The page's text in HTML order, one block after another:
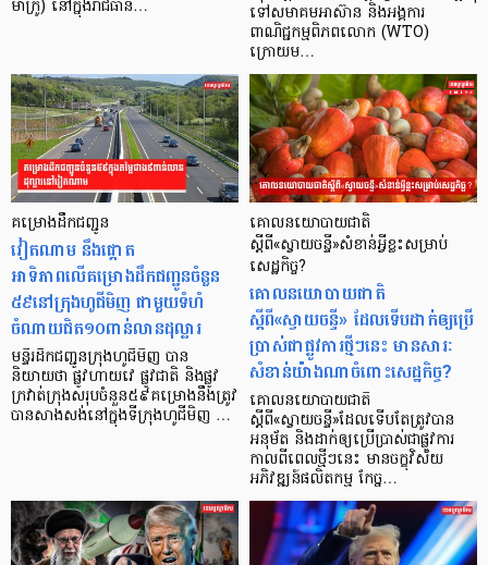
ម៉ាក្រូ) នៅ​ក្នុង​រាជ​ធានី…
ទៅសមាគម​អាស៊ាន និង​អង្គការ
ពាណិជ្ជកម្ម​ពិភពលោក (WTO)
ក្រោយម…
គម្រោងដឹកជញ្ជូន
វៀតណាម នឹងផ្ដោត
អាទិភាពលើគម្រោងដឹកជញ្ជូនចំនួន
៥៩នៅក្រុងហូជីមិញ ជាមួយទំហំ
ចំណាយជិត១០ពាន់លានដុល្លារ
មន្ទីរដឹកជញ្ជូនក្រុងហូជីមិញ បាន
និយាយថា ផ្លូវហាយវេ ផ្លូវជាតិ និងផ្លូវ
ក្រវាត់ក្រុងសរុបចំនួន៥៩គម្រោងនឹងត្រូវ
បានសាងសង់នៅក្នុងទីក្រុងហូជីមិញ …
គោលនយោបាយជាតិ
ស្ដីពី«ស្វាយចន្ទី»សំខាន់អ្វីខ្លះសម្រាប់
សេដ្ឋកិច្ច?
គោលនយោបាយជាតិ
ស្ដីពី«ស្វាយចន្ទី» ដែលទើបដាក់ឲ្យប្រើ
ប្រាស់ជាផ្លូវការថ្មីៗនេះ មានសារៈ
សំខាន់យ៉ាងណាចំពោះសេដ្ឋកិច្ច?
គោលនយោបាយជាតិ
ស្តីពី«ស្វាយចន្ទី»ដែលទើបតែត្រូវបាន
អនុម័ត និងដាក់ឲ្យប្រើប្រាស់ជាផ្លូវការ
កាលពីពេលថ្មីៗនេះ មានចក្ខុវិស័យ
អភិវឌ្ឍន៍ផលិតកម្ម កែច្ន…